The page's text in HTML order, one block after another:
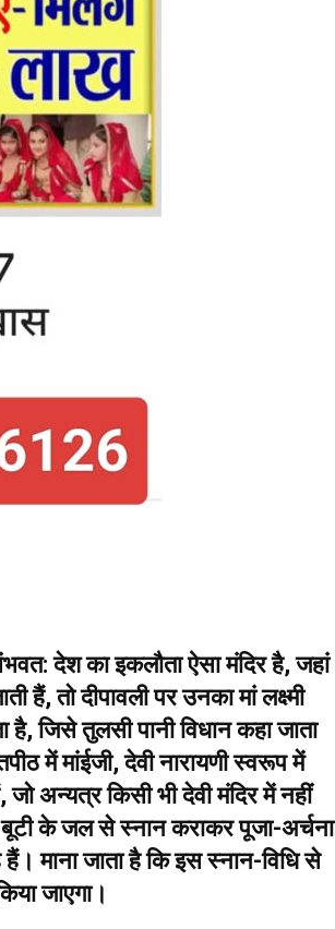
देश का इकलौता ऐसा मंदिर है, जहां
हैं, तो दीपावली पर उनका मां लक्ष्मी
जिसे तुलसी पानी विधान कहा जाता
में मांईजी, देवी नारायणी स्वरूप में
अन्यत्र किसी भी देवी मंदिर में नहीं
के जल से स्नान कराकर पूजा-अर्चना
माना जाता है कि इस स्नान-विधि से
जाएगा।